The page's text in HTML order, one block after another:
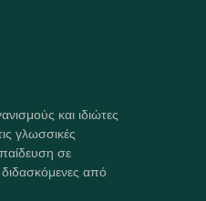
και ιδιώτες
γλωσσικές
σε
από